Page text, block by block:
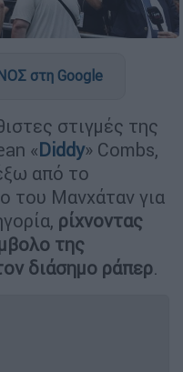
στη Google
στιγμές της
«Diddy» Combs,
από το
του Μανχάταν για
ρίχνοντας
της
διάσημο ράπερ.